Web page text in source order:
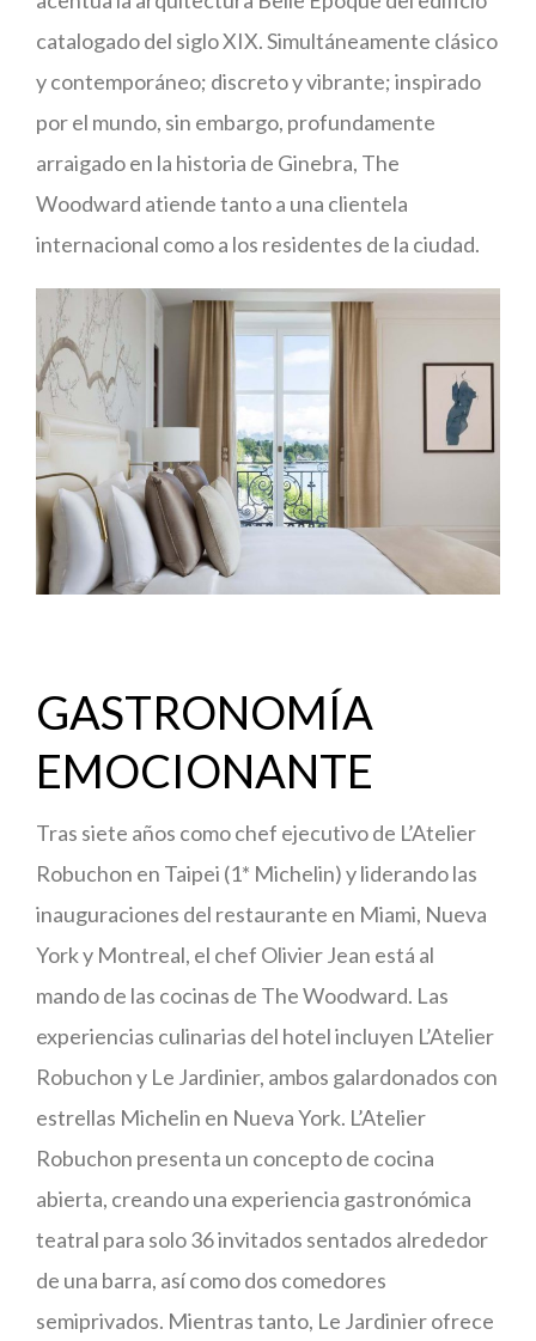
catalogado del siglo XIX. Simultáneamente clásico
y contemporáneo; discreto y vibrante; inspirado
por el mundo, sin embargo, profundamente
arraigado en la historia de Ginebra, The
Woodward atiende tanto a una clientela
internacional como a los residentes de la ciudad.
GASTRONOMÍA
EMOCIONANTE
Tras siete años como chef ejecutivo de L’Atelier
Robuchon en Taipei (1* Michelin) y liderando las
inauguraciones del restaurante en Miami, Nueva
York y Montreal, el chef Olivier Jean está al
mando de las cocinas de The Woodward. Las
experiencias culinarias del hotel incluyen L’Atelier
Robuchon y Le Jardinier, ambos galardonados con
estrellas Michelin en Nueva York. L’Atelier
Robuchon presenta un concepto de cocina
abierta, creando una experiencia gastronómica
teatral para solo 36 invitados sentados alrededor
de una barra, así como dos comedores
semiprivados. Mientras tanto, Le Jardinier ofrece